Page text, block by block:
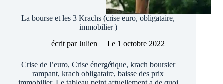
La bourse et les 3 Krachs (crise euro, obligataire,
immobilier )
écrit par Julien Le 1 octobre 2022
Crise de l’euro, Crise énergétique, krach boursier
rampant, krach obligataire, baisse des prix
immobilier. Le tableau peint actuellement a de quoi